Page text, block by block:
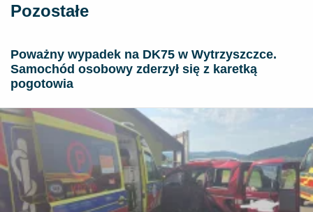
Pozostałe
Poważny wypadek na DK75 w Wytrzyszczce.
Samochód osobowy zderzył się z karetką
pogotowia